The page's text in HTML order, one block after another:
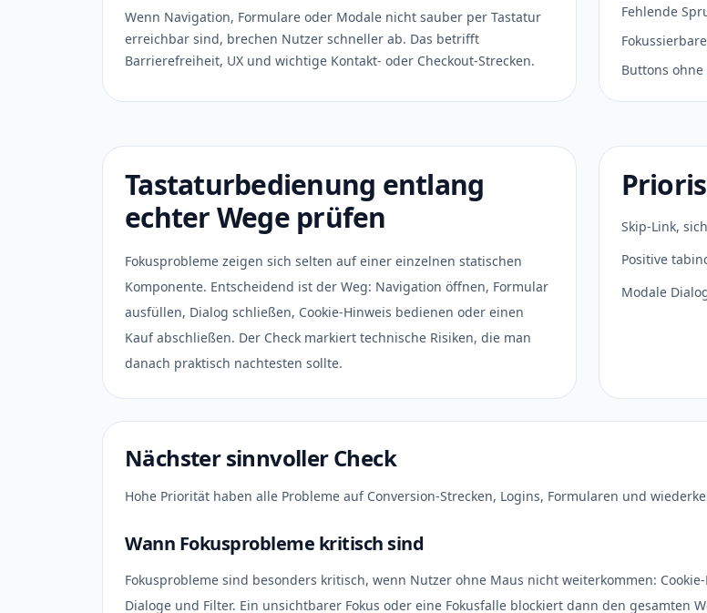
Wenn Navigation, Formulare oder Modale nicht sauber per Tastatur
erreichbar sind, brechen Nutzer schneller ab. Das betrifft
Barrierefreiheit, UX und wichtige Kontakt- oder Checkout-Strecken.
Fehlende
Buttons
Tastaturbedienung entlang
echter Wege prüfen
Fokusprobleme zeigen sich selten auf einer einzelnen statischen
Komponente. Entscheidend ist der Weg: Navigation öffnen, Formular
ausfüllen, Dialog schließen, Cookie-Hinweis bedienen oder einen
Kauf abschließen. Der Check markiert technische Risiken, die man
danach praktisch nachtesten sollte.
Skip-Link,
Positive
Modale
Nächster sinnvoller Check
Hohe Priorität haben alle Probleme auf Conversion-Strecken, Logins, Formularen und
Wann Fokusprobleme kritisch sind
Fokusprobleme sind besonders kritisch, wenn Nutzer ohne Maus nicht weiterkommen:
Dialoge und Filter. Ein unsichtbarer Fokus oder eine Fokusfalle blockiert dann den gesamten